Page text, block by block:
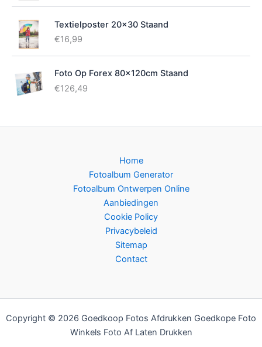
s
n
k
i
p
r
2
,
9
d
p
s
€
1
9
1
9
Textielposter 20x30 Staand
€16,99
Foto Op Forex 80x120cm Staand
€126,49
Home
Fotoalbum Generator
Fotoalbum Ontwerpen Online
Aanbiedingen
Cookie Policy
Privacybeleid
Sitemap
Contact
Copyright © 2026 Goedkoop Fotos Afdrukken Goedkope Foto
Winkels Foto Af Laten Drukken